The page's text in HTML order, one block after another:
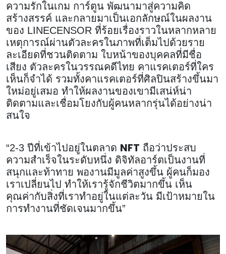
ความรักในเกม การ์ตูน พัฒนามาสู่ความคิด
สร้างสรรค์ และกลายมาเป็นเอกลักษณ์ในผลงาน
ของ LINECENSOR ที่ร้อยเรื่องราวในหลากหลาย
เหตุการณ์ผ่านตัวละครในภาพที่เต็มไปด้วยราย
ละเอียดที่ชวนติดตาม ใบหน้าของบุคคลที่มีชื่อ
เสียง ตัวละครในวรรณคดีไทย คาแรคเตอร์ที่ใคร
เห็นก็จำได้ รวมทั้งคาแรคเตอร์ที่ศิลปินสร้างขึ้นมา
ใหม่อยู่เสมอ ทำให้ผลงานของเขามีเสน่ห์น่า
ติดตามและเชื่อมโยงกับผู้คนหลากรุ่นได้อย่างน่า
สนใจ
“2-3 ปีที่เข้าไปอยู่ในตลาด NFT ถือว่าประสบ
ความสำเร็จในระดับหนึ่ง ดิจิทัลอาร์ตเป็นงานที่
สนุกและท้าทาย พองานมีมูลค่าสูงขึ้น ผู้คนก็มอง
เราเปลี่ยนไป ทำให้เรารู้จักชีวิตมากขึ้น เห็น
คุณค่ากับสิ่งที่เราทำอยู่ในแต่ละวัน มีเป้าหมายใน
การทำงานที่ชัดเจนมากขึ้น”